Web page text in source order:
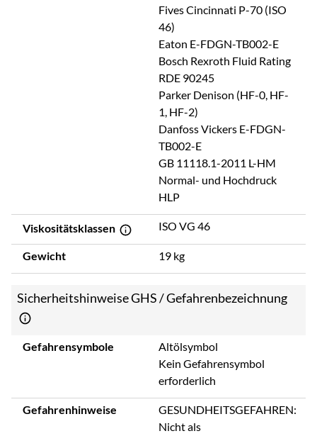
Fives Cincinnati P-70 (ISO
46)
Eaton E-FDGN-TB002-E
Bosch Rexroth Fluid Rating
RDE 90245
Parker Denison (HF-0, HF-
1, HF-2)
Danfoss Vickers E-FDGN-
TB002-E
GB 11118.1-2011 L-HM
Normal- und Hochdruck
HLP
Viskositätsklassen ISO VG 46
Gewicht 19 kg
Sicherheitshinweise GHS / Gefahrenbezeichnung
Gefahrensymbole
Altölsymbol
Kein Gefahrensymbol
erforderlich
Gefahrenhinweise
GESUNDHEITSGEFAHREN:
Nicht als